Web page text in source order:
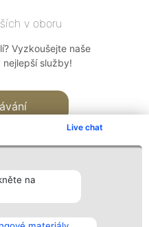
Live chat
na
v oboru
Vyzkoušejte naše
služby!
Kontakt